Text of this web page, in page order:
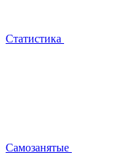
Статистика
Самозанятые